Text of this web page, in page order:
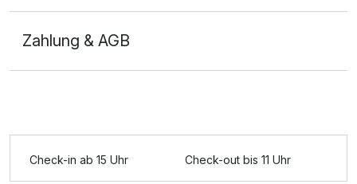
Zahlung & AGB
Check-in ab 15 Uhr Check-out bis 11 Uhr